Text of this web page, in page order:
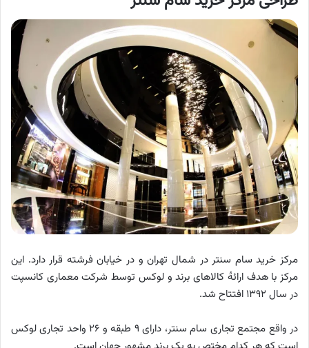
مرکز خرید سام سنتر در شمال تهران و در خیابان فرشته قرار دارد. این
مرکز با هدف ارائۀ کالاهای برند و لوکس توسط شرکت معماری کانسپت
در سال ۱۳۹۲ افتتاح شد.
در واقع مجتمع تجاری سام سنتر، دارای ۹ طبقه و ۲۶ واحد تجاری لوکس